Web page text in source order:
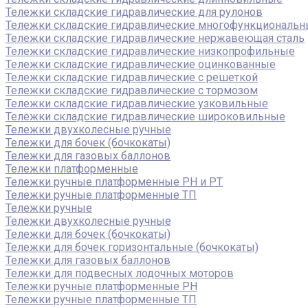
Тележки складские гидравлические для рулонов
Тележки складские гидравлические
Тележки складские гидравлические нержавеющая сталь
Тележки складские гидравлические низкопрофильные
Тележки складские гидравлические оцинкованные
Тележки складские гидравлические с решеткой
Тележки складские гидравлические с тормозом
Тележки складские гидравлические узковильные
Тележки складские гидравлические широковильные
Тележки двухколесные ручные
Тележки для бочек (бочкокаты)
Тележки для газовых баллонов
Тележки платформенные
Тележки ручные платформенные PH и PT
Тележки ручные платформенные ТП
Тележки ручные
Тележки двухколесные ручные
Тележки для бочек (бочкокаты)
Тележки для бочек горизонтальные (бочкокаты)
Тележки для газовых баллонов
Тележки для подвесных лодочных моторов
Тележки ручные платформенные PH
Тележки ручные платформенные ТП